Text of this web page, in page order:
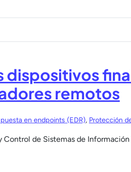
dispositivos
remotos
en endpoints (EDR), Protección
de Sistemas de